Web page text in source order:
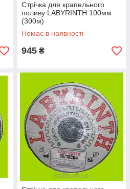
Стрічка для крапельного
поливу LABYRINTH 100мм
(300м)
Немає в наявності
945 ₴